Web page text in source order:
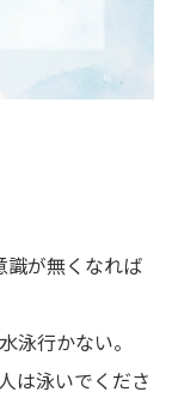
識が無くなれば
泳行かない。
は泳いでくださ